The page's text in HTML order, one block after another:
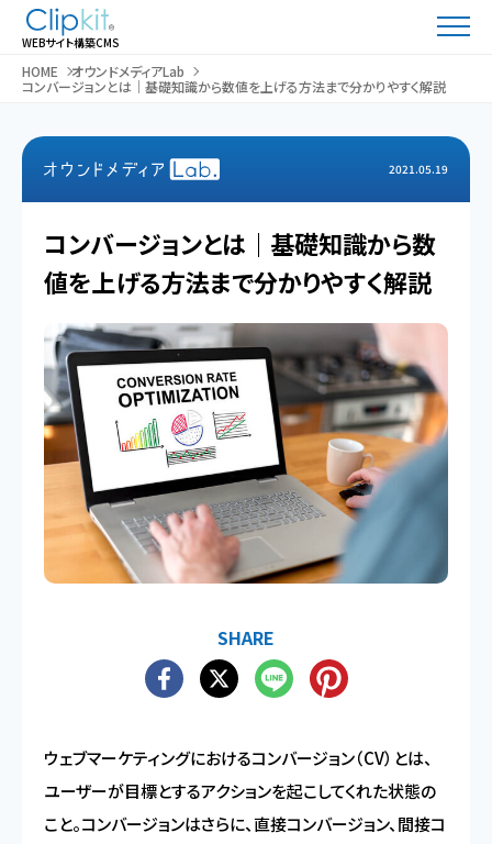
WEBサイト構築CMS
HOME
オウンドメディアLab
コンバージョンとは｜基礎知識から数値を上げる方法まで分かりやすく解説
2021.05.19
コンバージョンとは｜基礎知識から数
値を上げる方法まで分かりやすく解説
SHARE
ウェブマーケティングにおけるコンバージョン（CV）とは、
ユーザーが目標とするアクションを起こしてくれた状態の
こと。コンバージョンはさらに、直接コンバージョン、間接コ